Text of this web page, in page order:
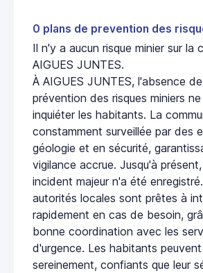
0 plans de prevention des
Il n'y a aucun risque minier sur la
AIGUES JUNTES.
À AIGUES JUNTES, l'absence
prévention des risques miniers
inquiéter les habitants. La
constamment surveillée par des
géologie et en sécurité,
vigilance accrue. Jusqu'à
incident majeur n'a été
autorités locales sont prêtes à
rapidement en cas de besoin,
bonne coordination avec les
d'urgence. Les habitants
sereinement, confiants que leur